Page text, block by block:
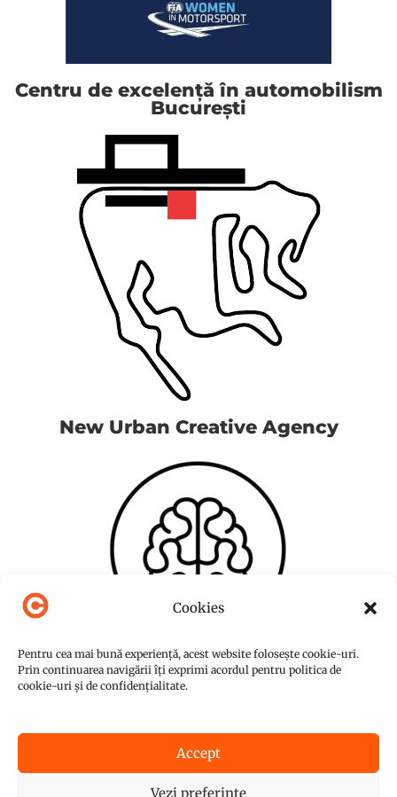
Cookies
Pentru cea mai bună experiență, acest website folosește cookie-uri.
Prin continuarea navigării îți exprimi acordul pentru politica de
cookie-uri și de confidențialitate.
Accept
Vezi preferințe
Centru de excelență în automobilism
București
New Urban Creative Agency
© Copyright 2015-2026NUC Agency